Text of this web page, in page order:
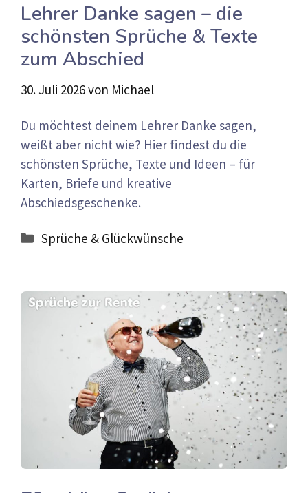
Lehrer Danke sagen – die
schönsten Sprüche & Texte
zum Abschied
30. Juli 2026von Michael
Du möchtest deinem Lehrer Danke sagen,
weißt aber nicht wie? Hier findest du die
schönsten Sprüche, Texte und Ideen – für
Karten, Briefe und kreative
Abschiedsgeschenke.
Kategorien
Sprüche & Glückwünsche